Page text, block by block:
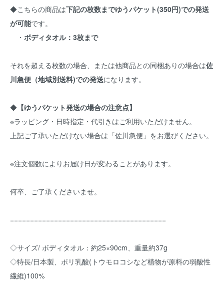
◆こちらの商品は下記の枚数までゆうパケット(350円)での発送
が可能です。
・ ボディタオル：3枚まで
それを超える枚数の場合、または他商品との同梱ありの場合は佐
川急便（地域別送料)での発送になります。
◆ 【ゆうパケット発送の場合の注意点】
※ラッピング・日時指定・代引きはご利用いただけません。
上記ご了承いただけない場合は「佐川急便」をお選びください。
※注文個数によりお届け日が変わることがあります。
何卒、ご了承くださいませ。
=======================================
◇サイズ/ ボディタオル：約25×90cm、重量約37g
◇特長/日本製、ポリ乳酸(トウモロコシなど植物が原料の弱酸性
繊維)100%